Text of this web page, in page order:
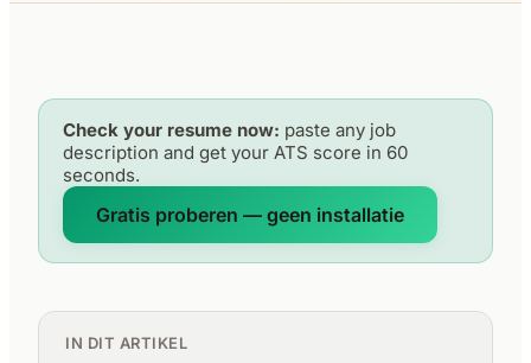
Check your resume now: paste any job
description and get your ATS score in 60
seconds.
Gratis proberen — geen installatie
IN DIT ARTIKEL